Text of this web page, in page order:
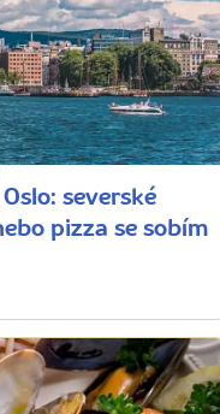
severské
pizza se sobím